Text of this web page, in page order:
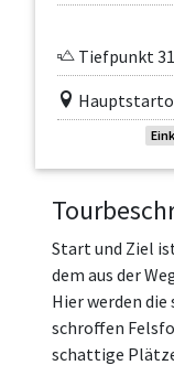
Tiefpunkt
Start und Ziel
dem aus der
Hier werden
schroffen
schattige